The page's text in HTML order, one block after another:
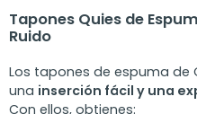
Tapones Quies de
Ruido
Los tapones de espuma de
una inserción fácil y una
Con ellos, obtienes: